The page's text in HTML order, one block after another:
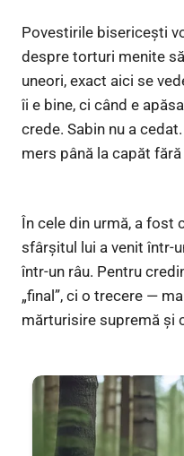
Povestirile bisericești
despre torturi menite
uneori, exact aici se
îi e bine, ci când e
crede. Sabin nu a
mers până la capăt
În cele din urmă, a fost
sfârșitul lui a venit într-
într-un râu. Pentru
„final”, ci o trecere —
mărturisire supremă și